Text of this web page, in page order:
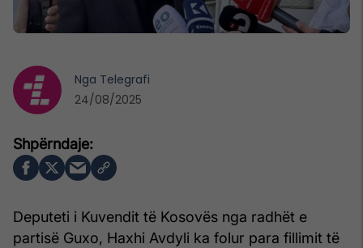
Deputeti i Kuvendit të Kosovës nga radhët e
partisë Guxo, Haxhi Avdyli ka folur para fillimit të
Nga Telegrafi
24/08/2025